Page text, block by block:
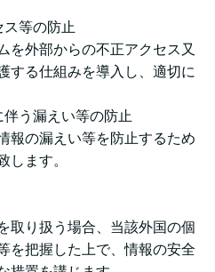
ス等の防止
を外部からの不正アクセス又
する仕組みを導入し、適切に
伴う漏えい等の防止
報の漏えい等を防止するため
します。
取り扱う場合、当該外国の個
を把握した上で、情報の安全